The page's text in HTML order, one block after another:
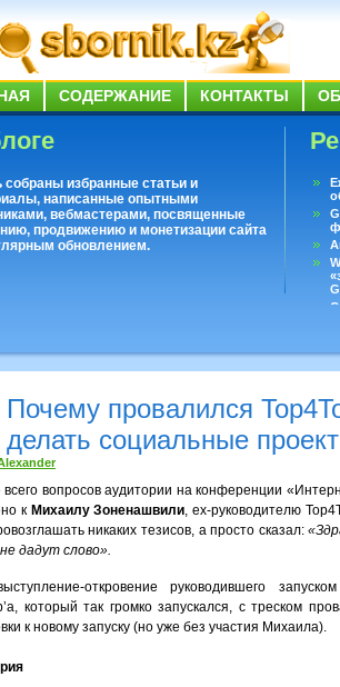
СОДЕРЖАНИЕ КОНТАКТЫ
собраны избранные статьи и
написанные опытными
вебмастерами, посвященные
продвижению и монетизации сайта
обновлением.
Почему провалился
делать социальные
вопросов аудитории на конференции
к Михаилу Зоненашвили, ex-руководителю
никаких тезисов, а просто сказал:
дадут слово».
откровение руководившего
который так громко запускался, с треском
к новому запуску (но уже без участия Михаила).